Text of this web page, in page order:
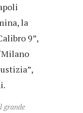
la
9”,
grande